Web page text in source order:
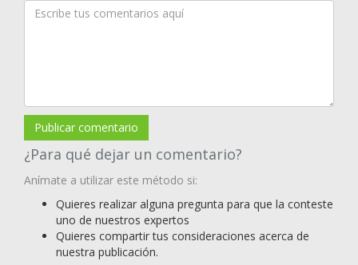
Publicar comentario
¿Para qué dejar un comentario?
Anímate a utilizar este método si:
Quieres realizar alguna pregunta para que la conteste
uno de nuestros expertos
Quieres compartir tus consideraciones acerca de
nuestra publicación.